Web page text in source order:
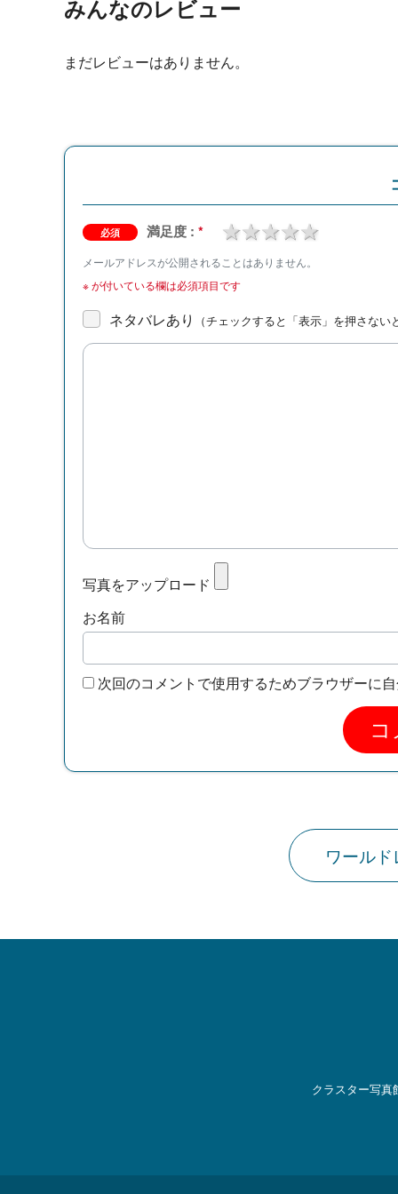
みんなのレビュー
まだレビューはありません。
必須 満足度 : * 4 stars
3 stars
2 stars
1 star
メールアドレスが公開されることはありません。
※が付いている欄は必須項目です
ネタバレあり （チェックすると「表示」を押さな
写真をアップロード
お名前
次回のコメントで使用するためブラウザーに
ワール
クラスター写真